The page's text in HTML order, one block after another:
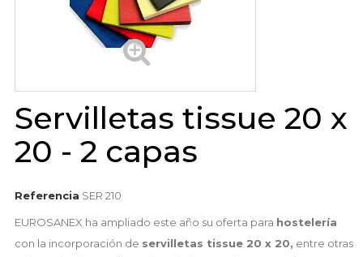
Servilletas tissue 20 x
20 - 2 capas
Referencia SER 210
EUROSANEX ha ampliado este año su oferta para hostelería
con la incorporación de servilletas tissue 20 x 20, entre otras